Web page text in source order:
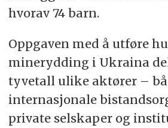
hvorav 74 barn.
Oppgaven med å utføre
minerydding i Ukraina
tyvetall ulike aktører –
internasjonale
private selskaper og